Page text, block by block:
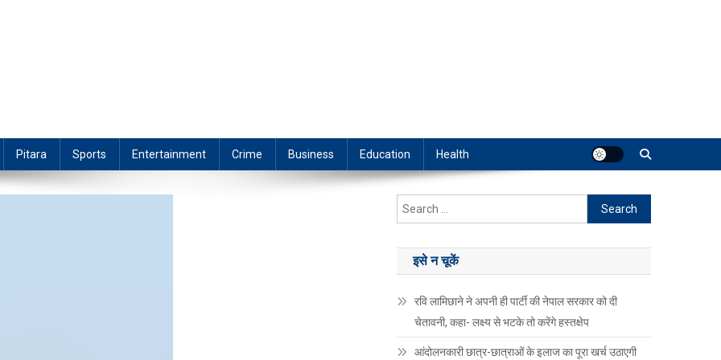
Pitara Sports Entertainment Crime Business Education Health
Search
for:
इसे न चूकें
रवि लामिछाने ने अपनी ही पार्टी की नेपाल सरकार को दी
चेतावनी, कहा- लक्ष्य से भटके तो करेंगे हस्तक्षेप
आंदोलनकारी छात्र-छात्राओं के इलाज का पूरा खर्च उठाएगी